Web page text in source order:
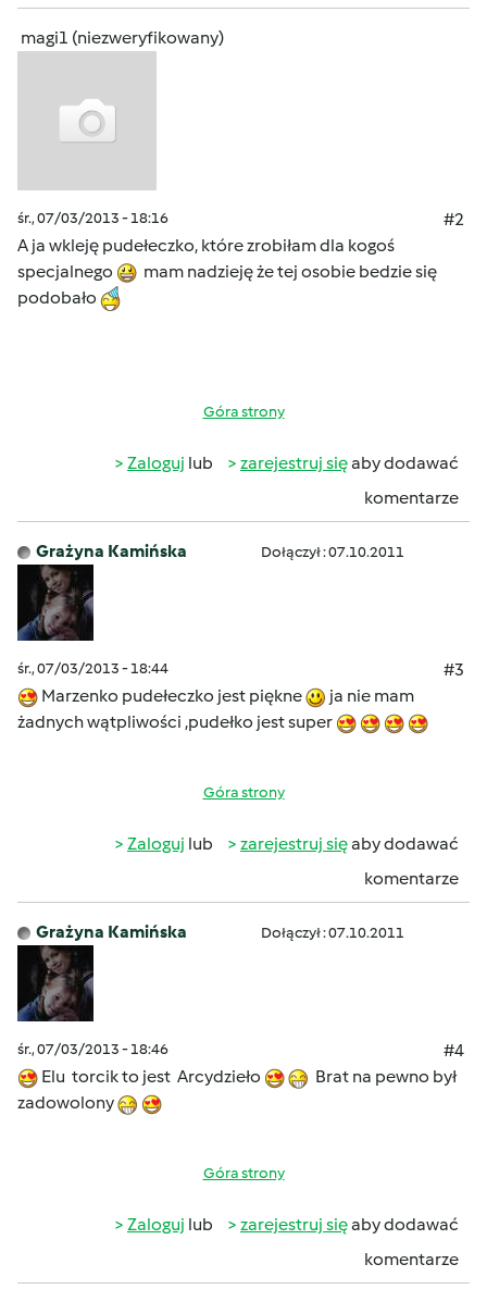
magi1 (niezweryfikowany)
śr., 07/03/2013 - 18:16
#2
A ja wkleję pudełeczko, które zrobiłam dla kogoś
specjalnego
mam nadzieję że tej osobie bedzie się
podobało
Góra strony
Zaloguj lub zarejestruj sięaby dodawać
komentarze
Grażyna Kamińska Dołączył : 07.10.2011
śr., 07/03/2013 - 18:44
#3
Marzenko pudełeczko jest piękne
ja nie mam
żadnych wątpliwości ,pudełko jest super
Góra strony
Zaloguj lub zarejestruj sięaby dodawać
komentarze
Grażyna Kamińska Dołączył : 07.10.2011
śr., 07/03/2013 - 18:46
#4
Elu torcik to jest Arcydzieło
Brat na pewno był
zadowolony
Góra strony
Zaloguj lub zarejestruj sięaby dodawać
komentarze